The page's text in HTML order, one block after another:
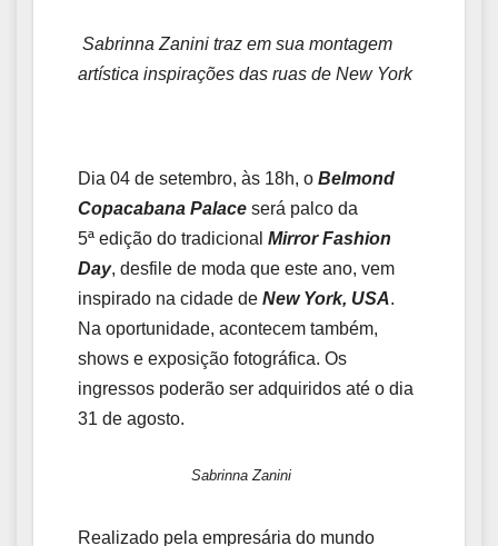
Sabrinna Zanini traz em sua montagem
artística inspirações das ruas de New York
Dia 04 de setembro, às 18h, o Belmond
Copacabana Palace será palco da
5ª edição do tradicional Mirror Fashion
Day, desfile de moda que este ano, vem
inspirado na cidade de New York, USA.
Na oportunidade, acontecem também,
shows e exposição fotográfica. Os
ingressos poderão ser adquiridos até o dia
31 de agosto.
Sabrinna Zanini
Realizado pela empresária do mundo